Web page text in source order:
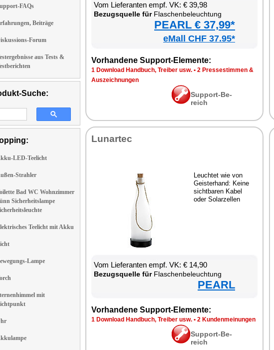
FAQs
Beiträge
Forum
aus Tests &
Suche:
LED-Teelicht
Strahler
Bad WC Wohnzimmer
Sicherheitslampe
Teelicht mit Akku
Lampe
mit
Vom Lie­fe­ran­ten empf. VK: € 39,98
Be­zugs­quel­le fürFla­schen­be­leuch­tung
PEARL € 37,99*
eMall CHF 37.95*
Vor­han­de­ne Sup­port-Ele­men­te:
1 Down­load Hand­buch, Trei­ber usw. • 2 Pres­se­stim­men &
Aus­zeich­nun­gen
Sup­port-Be­
reich
Lun­ar­tec
Leuch­tet wie von
Geis­ter­hand: Kei­ne
sicht­ba­ren Ka­bel
oder So­lar­zel­len
Vom Lie­fe­ran­ten empf. VK: € 14,90
Be­zugs­quel­le fürFla­schen­be­leuch­tung
PEARL
Vor­han­de­ne Sup­port-Ele­men­te:
1 Down­load Hand­buch, Trei­ber usw. • 2 Kun­den­mei­nun­gen
Sup­port-Be­
reich